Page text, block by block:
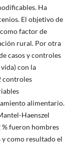
Ha
El objetivo de
factor de
rural. Por otra
casos y controles
con la
controles
alimentario.
Haenszel
fueron hombres
y como resultado el